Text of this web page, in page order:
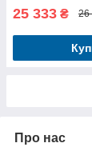
25 333 ₴ 26
Про нас